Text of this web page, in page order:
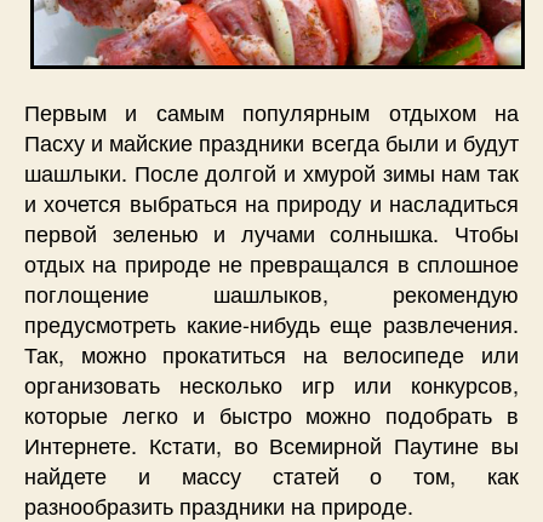
Первым и самым популярным отдыхом на
Пасху и майские праздники всегда были и будут
шашлыки. После долгой и хмурой зимы нам так
и хочется выбраться на природу и насладиться
первой зеленью и лучами солнышка. Чтобы
отдых на природе не превращался в сплошное
поглощение шашлыков, рекомендую
предусмотреть какие-нибудь еще развлечения.
Так, можно прокатиться на велосипеде или
организовать несколько игр или конкурсов,
которые легко и быстро можно подобрать в
Интернете. Кстати, во Всемирной Паутине вы
найдете и массу статей о том, как
разнообразить праздники на природе.